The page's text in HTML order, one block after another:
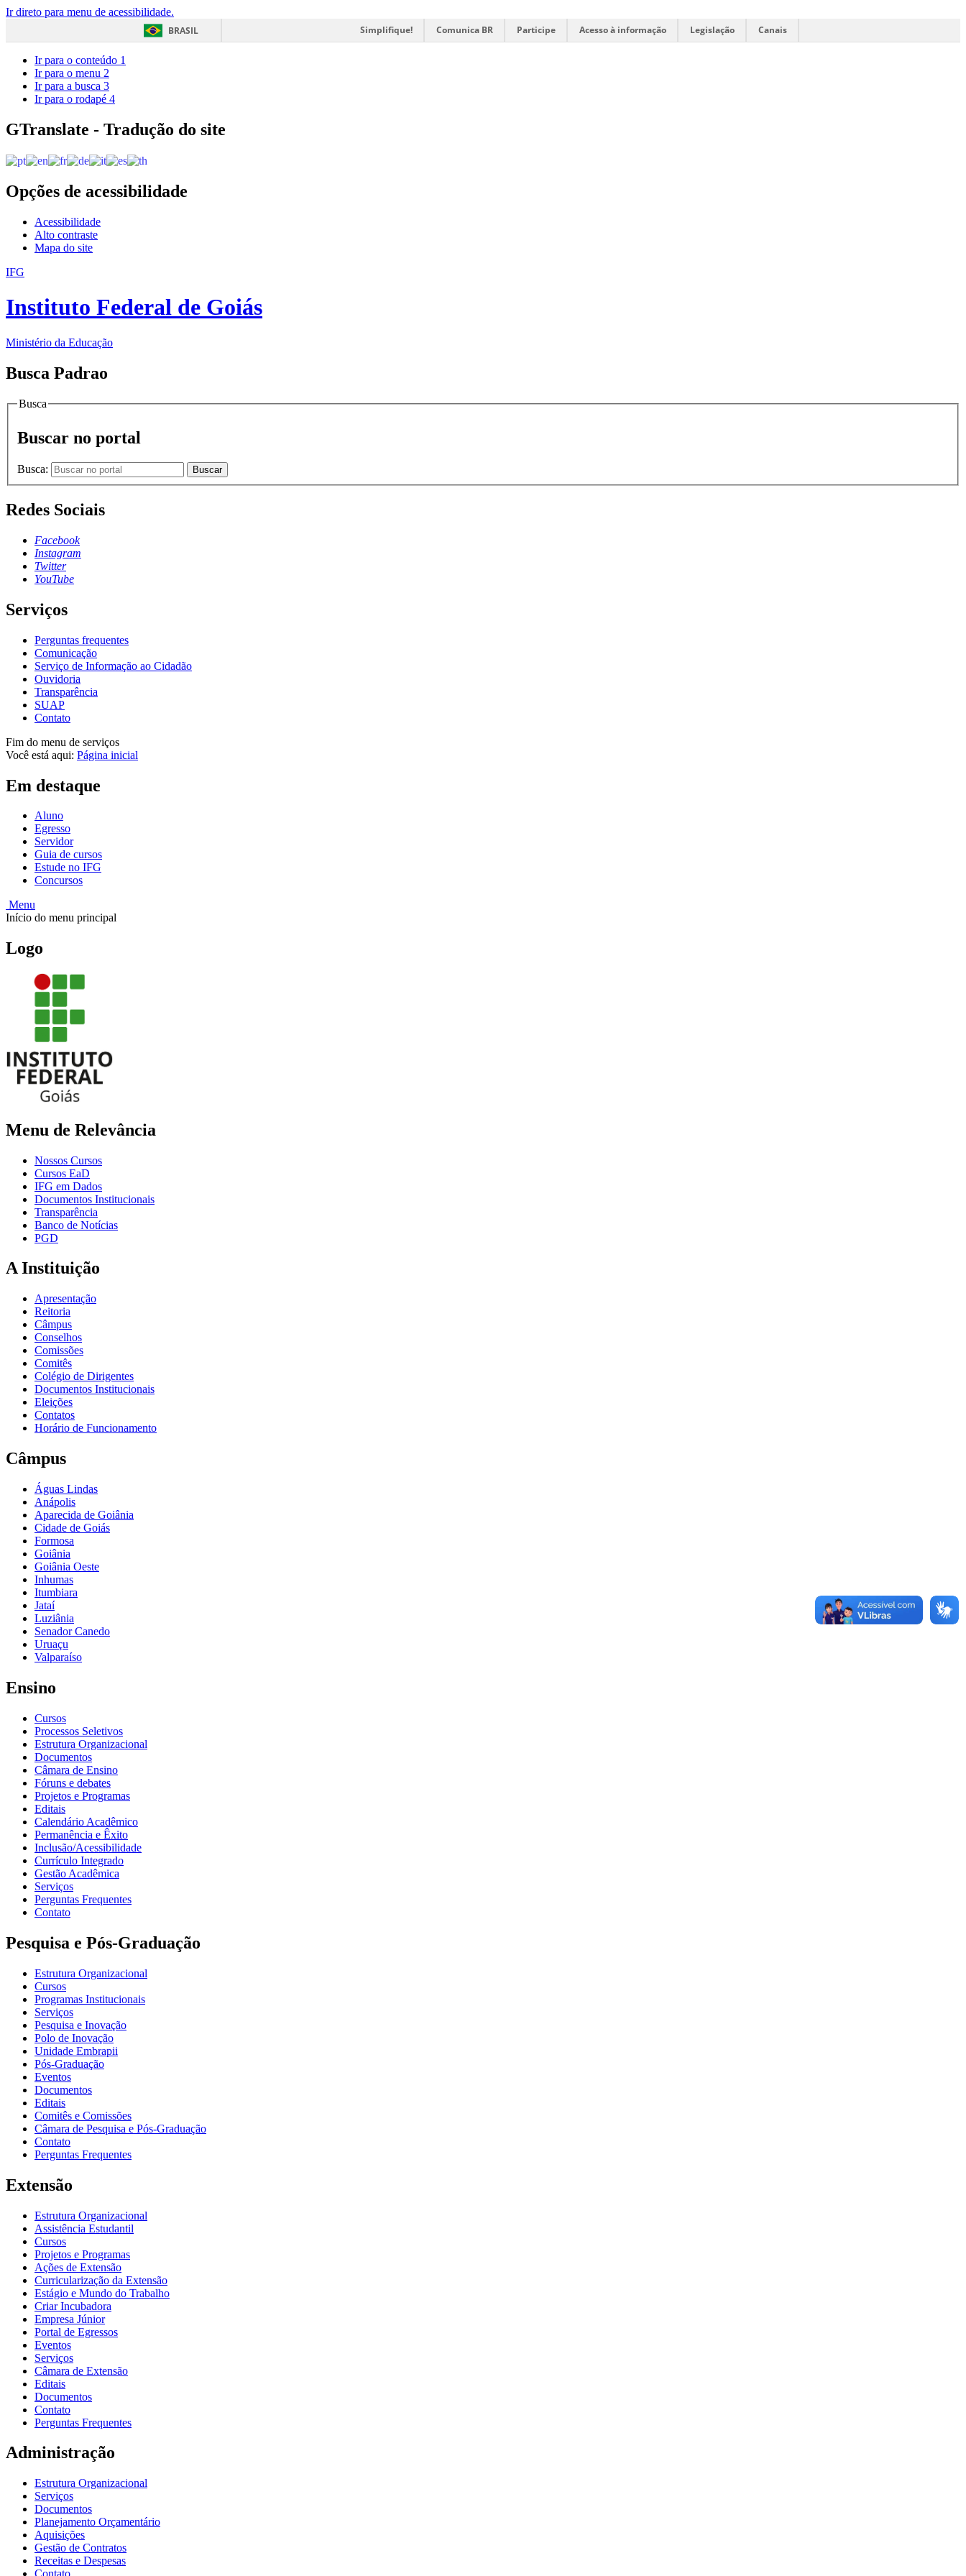
Ir direto para menu de acessibilidade.
BRASIL
Simplifique! Comunica BR Participe Acesso à informação Legislação Canais
Ir para o conteúdo 1
Ir para o menu 2
Ir para a busca 3
Ir para o rodapé 4
GTranslate - Tradução do site
Opções de acessibilidade
Acessibilidade
Alto contraste
Mapa do site
IFG
Instituto Federal de Goiás
Ministério da Educação
Busca Padrao
Busca
Buscar no portal
Busca: Buscar
Redes Sociais
Facebook
Instagram
Twitter
YouTube
Serviços
Perguntas frequentes
Comunicação
Serviço de Informação ao Cidadão
Ouvidoria
Transparência
SUAP
Contato
Fim do menu de serviços
Você está aqui: Página inicial
Em destaque
Aluno
Egresso
Servidor
Guia de cursos
Estude no IFG
Concursos
Menu
Início do menu principal
Logo
Menu de Relevância
Nossos Cursos
Cursos EaD
IFG em Dados
Documentos Institucionais
Transparência
Banco de Notícias
PGD
A Instituição
Apresentação
Reitoria
Câmpus
Conselhos
Comissões
Comitês
Colégio de Dirigentes
Documentos Institucionais
Eleições
Contatos
Horário de Funcionamento
Câmpus
Águas Lindas
Anápolis
Aparecida de Goiânia
Cidade de Goiás
Formosa
Goiânia
Goiânia Oeste
Inhumas
Itumbiara
Jataí
Luziânia
Senador Canedo
Uruaçu
Valparaíso
Ensino
Cursos
Processos Seletivos
Estrutura Organizacional
Documentos
Câmara de Ensino
Fóruns e debates
Projetos e Programas
Editais
Calendário Acadêmico
Permanência e Êxito
Inclusão/Acessibilidade
Currículo Integrado
Gestão Acadêmica
Serviços
Perguntas Frequentes
Contato
Pesquisa e Pós-Graduação
Estrutura Organizacional
Cursos
Programas Institucionais
Serviços
Pesquisa e Inovação
Polo de Inovação
Unidade Embrapii
Pós-Graduação
Eventos
Documentos
Editais
Comitês e Comissões
Câmara de Pesquisa e Pós-Graduação
Contato
Perguntas Frequentes
Extensão
Estrutura Organizacional
Assistência Estudantil
Cursos
Projetos e Programas
Ações de Extensão
Curricularização da Extensão
Estágio e Mundo do Trabalho
Criar Incubadora
Empresa Júnior
Portal de Egressos
Eventos
Serviços
Câmara de Extensão
Editais
Documentos
Contato
Perguntas Frequentes
Administração
Estrutura Organizacional
Serviços
Documentos
Planejamento Orçamentário
Aquisições
Gestão de Contratos
Receitas e Despesas